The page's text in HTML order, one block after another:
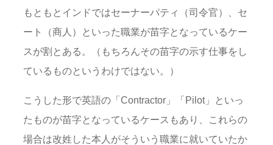
もともとインドではセーナーパティ（司令官）、セ
ート（商人）といった職業が苗字となっているケー
スが割とある。（もちろんその苗字の示す仕事をし
ているものというわけではない。）
こうした形で英語の「Contractor」「Pilot」といっ
たものが苗字となっているケースもあり、これらの
場合は改姓した本人がそういう職業に就いていたか